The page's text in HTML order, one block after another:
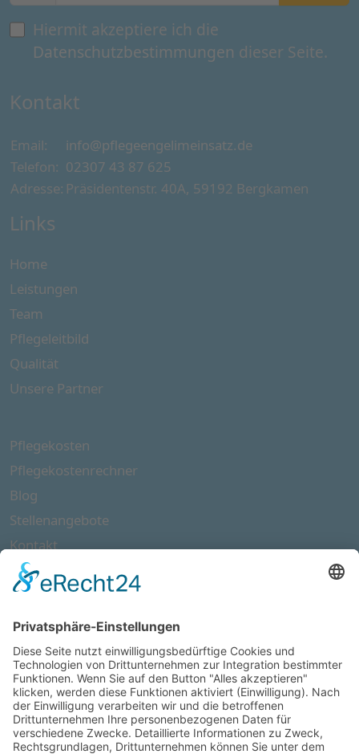
Hiermit akzeptiere ich die
Datenschutzbestimmungen dieser Seite.
Kontakt
Email:
info@pflegeengelimeinsatz.de
Telefon: 02307 43 87 625
Adresse: Präsidentenstr. 40A, 59192 Bergkamen
Links
Home
Leistungen
Team
Pflegeleitbild
Qualität
Unsere Partner
Pflegekosten
Pflegekosten­rechner
Blog
Stellen­angebote
Kontakt
Wir sind Mitglied in folgenden Netzwerken: